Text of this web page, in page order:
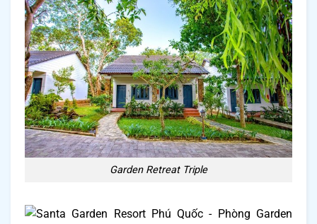
Garden Retreat Triple